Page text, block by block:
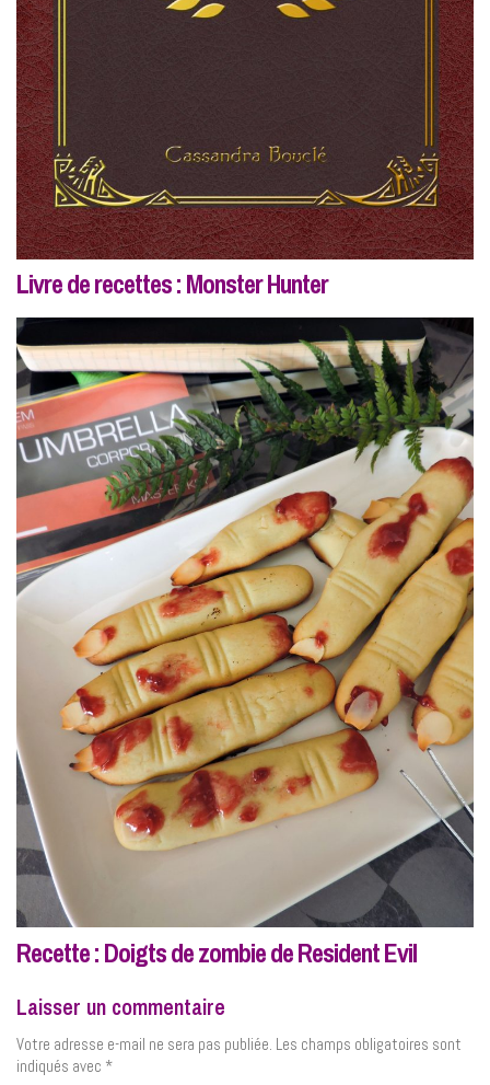
Livre de recettes : Monster Hunter
Recette : Doigts de zombie de Resident Evil
Laisser un commentaire
Votre adresse e-mail ne sera pas publiée. Les champs obligatoires sont
indiqués avec *